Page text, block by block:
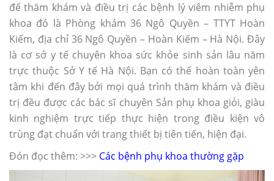
để thăm khám và điều trị các bệnh lý viêm nhiễm phụ
khoa đó là Phòng khám 36 Ngô Quyền – TTYT Hoàn
Kiếm, địa chỉ 36 Ngô Quyền – Hoàn Kiếm – Hà Nội. Đây
là cơ sở y tế chuyên khoa sức khỏe sinh sản lâu năm
trực thuộc Sở Y tế Hà Nội. Bạn có thể hoàn toàn yên
tâm khi đến đây bởi mọi quá trình thăm khám và điều
trị đều được các bác sĩ chuyên Sản phụ khoa giỏi, giàu
kinh nghiệm trực tiếp thực hiện trong điều kiện vô
trùng đạt chuẩn với trang thiết bị tiên tiến, hiện đại.
Đón đọc thêm: >>> Các bệnh phụ khoa thường gặp